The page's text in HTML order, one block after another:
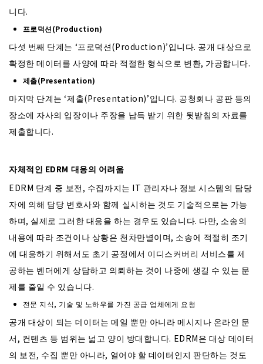
니다.
프로덕션(Production)
다섯 번째 단계는 ‘프로덕션(Production)’입니다. 공개 대상으로
확정한 데이터를 사양에 따라 적절한 형식으로 변환, 가공합니다.
제출(Presentation)
마지막 단계는 ‘제출(Presentation)’입니다. 공청회나 공판 등의
장소에 자사의 입장이나 주장을 납득 받기 위한 뒷받침의 자료를
제출합니다.
자체적인 EDRM 대응의 어려움
EDRM 단계 중 보전, 수집까지는 IT 관리자나 정보 시스템의 담당
자에 의해 담당 변호사와 함께 실시하는 것도 기술적으로는 가능
하며, 실제로 그러한 대응을 하는 경우도 있습니다. 다만, 소송의
내용에 따라 조건이나 상황은 천차만별이며, 소송에 적절히 조기
에 대응하기 위해서도 초기 공정에서 이디스커버리 서비스를 제
공하는 벤더에게 상담하고 의뢰하는 것이 나중에 생길 수 있는 문
제를 줄일 수 있습니다.
전문 지식, 기술 및 노하우를 가진 공급 업체에게 요청
공개 대상이 되는 데이터는 메일 뿐만 아니라 메시지나 온라인 문
서, 컨텐츠 등 범위는 넓고 양이 방대합니다. EDRM은 대상 데이터
의 보전, 수집 뿐만 아니라, 열어야 할 데이터인지 판단하는 것도